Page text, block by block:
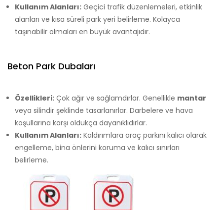
Kullanım Alanları: Geçici trafik düzenlemeleri, etkinlik
alanları ve kısa süreli park yeri belirleme. Kolayca
taşınabilir olmaları en büyük avantajıdır.
Beton Park Dubaları
Özellikleri: Çok ağır ve sağlamdırlar. Genellikle mantar
veya silindir şeklinde tasarlanırlar. Darbelere ve hava
koşullarına karşı oldukça dayanıklıdırlar.
Kullanım Alanları: Kaldırımlara araç parkını kalıcı olarak
engelleme, bina önlerini koruma ve kalıcı sınırları
belirleme.